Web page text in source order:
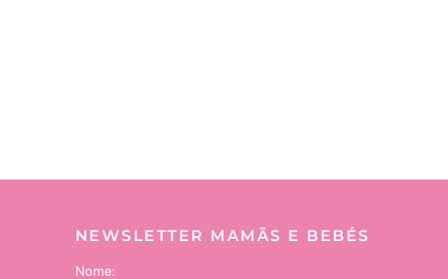
NEWSLETTER MAMÃS E BEBÉS
Nome: